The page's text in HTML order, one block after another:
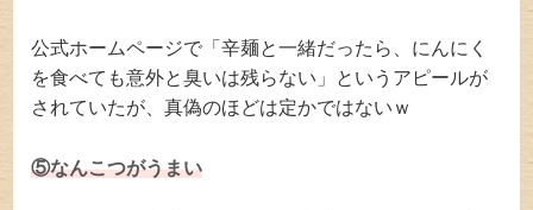
公式ホームページで「辛麺と一緒だったら、にんにく
を食べても意外と臭いは残らない」というアピールが
されていたが、真偽のほどは定かではないｗ
⑤なんこつがうまい